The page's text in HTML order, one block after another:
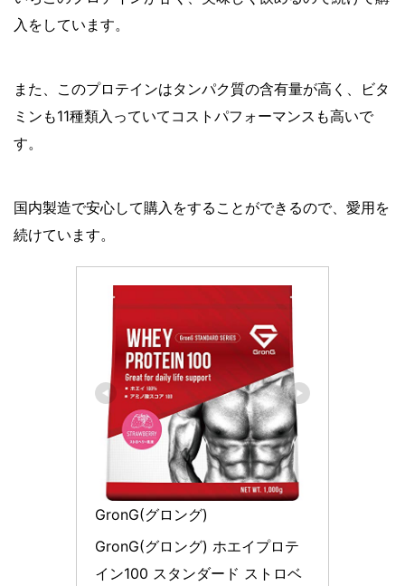
入をしています。
また、このプロテインはタンパク質の含有量が高く、ビタ
ミンも11種類入っていてコストパフォーマンスも高いで
す。
国内製造で安心して購入をすることができるので、愛用を
続けています。
GronG(グロング)
GronG(グロング) ホエイプロテ
イン100 スタンダード ストロベ